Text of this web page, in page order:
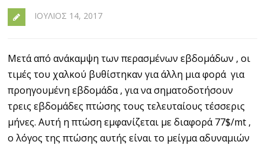
ΙΟΎΛΙΟΣ 14, 2017
Μετά από ανάκαμψη των περασμένων εβδομάδων , οι
τιμές του χαλκού βυθίστηκαν για άλλη μια φορά για
προηγουμένη εβδομάδα , για να σηματοδοτήσουν
τρεις εβδομάδες πτώσης τους τελευταίους τέσσερις
μήνες. Αυτή η πτώση εμφανίζεται με διαφορά 77$/mt ,
ο λόγος της πτώσης αυτής είναι το μείγμα αδυναμιών